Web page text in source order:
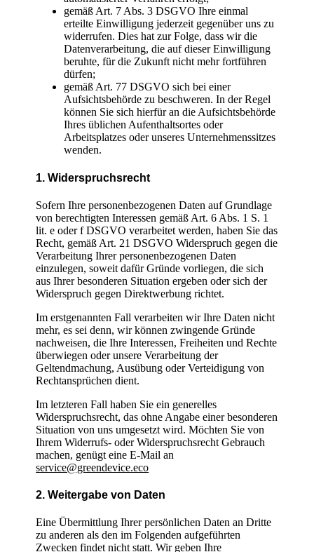
gemäß Art. 7 Abs. 3 DSGVO Ihre einmal
erteilte Einwilligung jederzeit gegenüber uns zu
widerrufen. Dies hat zur Folge, dass wir die
Datenverarbeitung, die auf dieser Einwilligung
beruhte, für die Zukunft nicht mehr fortführen
dürfen;
gemäß Art. 77 DSGVO sich bei einer
Aufsichtsbehörde zu beschweren. In der Regel
können Sie sich hierfür an die Aufsichtsbehörde
Ihres üblichen Aufenthaltsortes oder
Arbeitsplatzes oder unseres Unternehmenssitzes
wenden.
1. Widerspruchsrecht
Sofern Ihre personenbezogenen Daten auf Grundlage
von berechtigten Interessen gemäß Art. 6 Abs. 1 S. 1
lit. e oder f DSGVO verarbeitet werden, haben Sie das
Recht, gemäß Art. 21 DSGVO Widerspruch gegen die
Verarbeitung Ihrer personenbezogenen Daten
einzulegen, soweit dafür Gründe vorliegen, die sich
aus Ihrer besonderen Situation ergeben oder sich der
Widerspruch gegen Direktwerbung richtet.
Im erstgenannten Fall verarbeiten wir Ihre Daten nicht
mehr, es sei denn, wir können zwingende Gründe
nachweisen, die Ihre Interessen, Freiheiten und Rechte
überwiegen oder unsere Verarbeitung der
Geltendmachung, Ausübung oder Verteidigung von
Rechtansprüchen dient.
Im letzteren Fall haben Sie ein generelles
Widerspruchsrecht, das ohne Angabe einer besonderen
Situation von uns umgesetzt wird. Möchten Sie von
Ihrem Widerrufs- oder Widerspruchsrecht Gebrauch
machen, genügt eine E-Mail an
service@greendevice.eco
2. Weitergabe von Daten
Eine Übermittlung Ihrer persönlichen Daten an Dritte
zu anderen als den im Folgenden aufgeführten
Zwecken findet nicht statt. Wir geben Ihre